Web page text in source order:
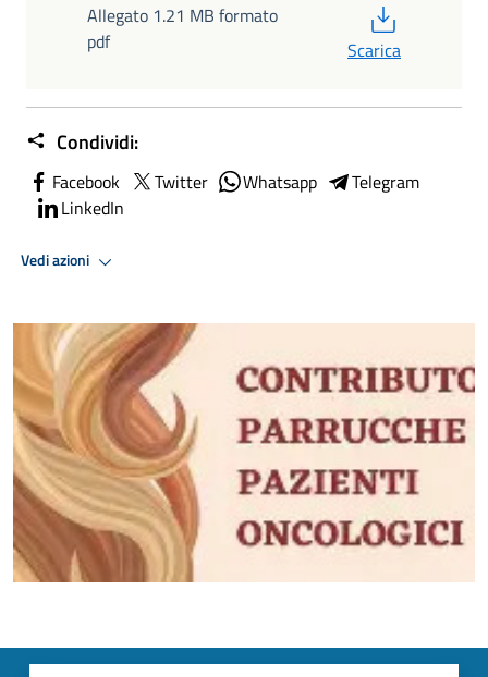
Allegato 1.21 MB formato
pdf
Scarica
Condividi:
Facebook Twitter Whatsapp
Telegram
LinkedIn
Vedi azioni